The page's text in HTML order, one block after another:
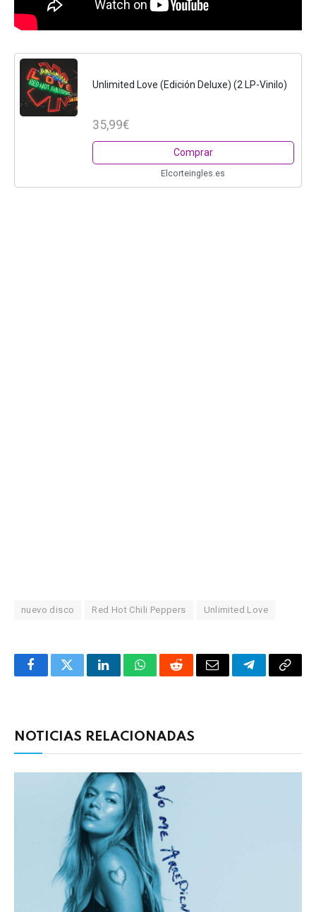
Unlimited Love (Edición Deluxe) (2 LP-Vinilo)
35,99€
Comprar
Elcorteingles.es
nuevo disco Red Hot Chili Peppers Unlimited Love
FacebookTwitterLinkedInWhatsAppRedditCorreoTelegrama
NOTICIAS RELACIONADAS